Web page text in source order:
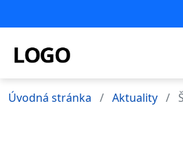
Úvodná stránka Aktuality